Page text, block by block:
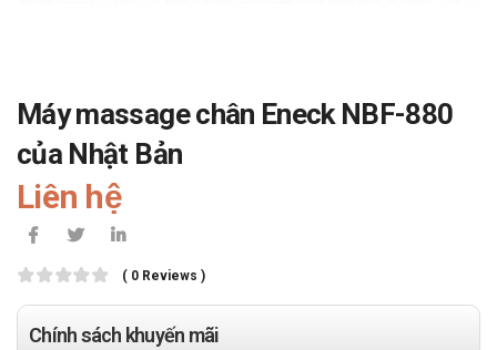
Máy massage chân Eneck NBF-880
của Nhật Bản
Liên hệ
( 0 Reviews )
Chính sách khuyến mãi